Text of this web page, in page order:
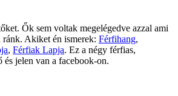
Ők sem voltak megelégedve azzal ami
ránk. Akiket én ismerek: Férfihang,
, Férfiak Lapja. Ez a négy férfias,
és jelen van a facebook-on.